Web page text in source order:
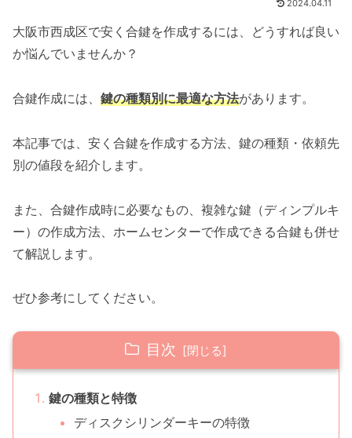
2024.04.11
大阪市西成区で安く合鍵を作成するには、どうすれば良い
か悩んでいませんか？
合鍵作成には、 鍵の種類別に最適な方法があります。
本記事では、安く合鍵を作成する方法、鍵の種類・依頼先
別の値段を紹介します。
また、合鍵作成時に必要なもの、複雑な鍵（ディンプルキ
ー）の作成方法、ホームセンターで作成できる合鍵も併せ
て解説します。
ぜひ参考にしてください。
目次
鍵の種類と特徴
ディスクシリンダーキーの特徴